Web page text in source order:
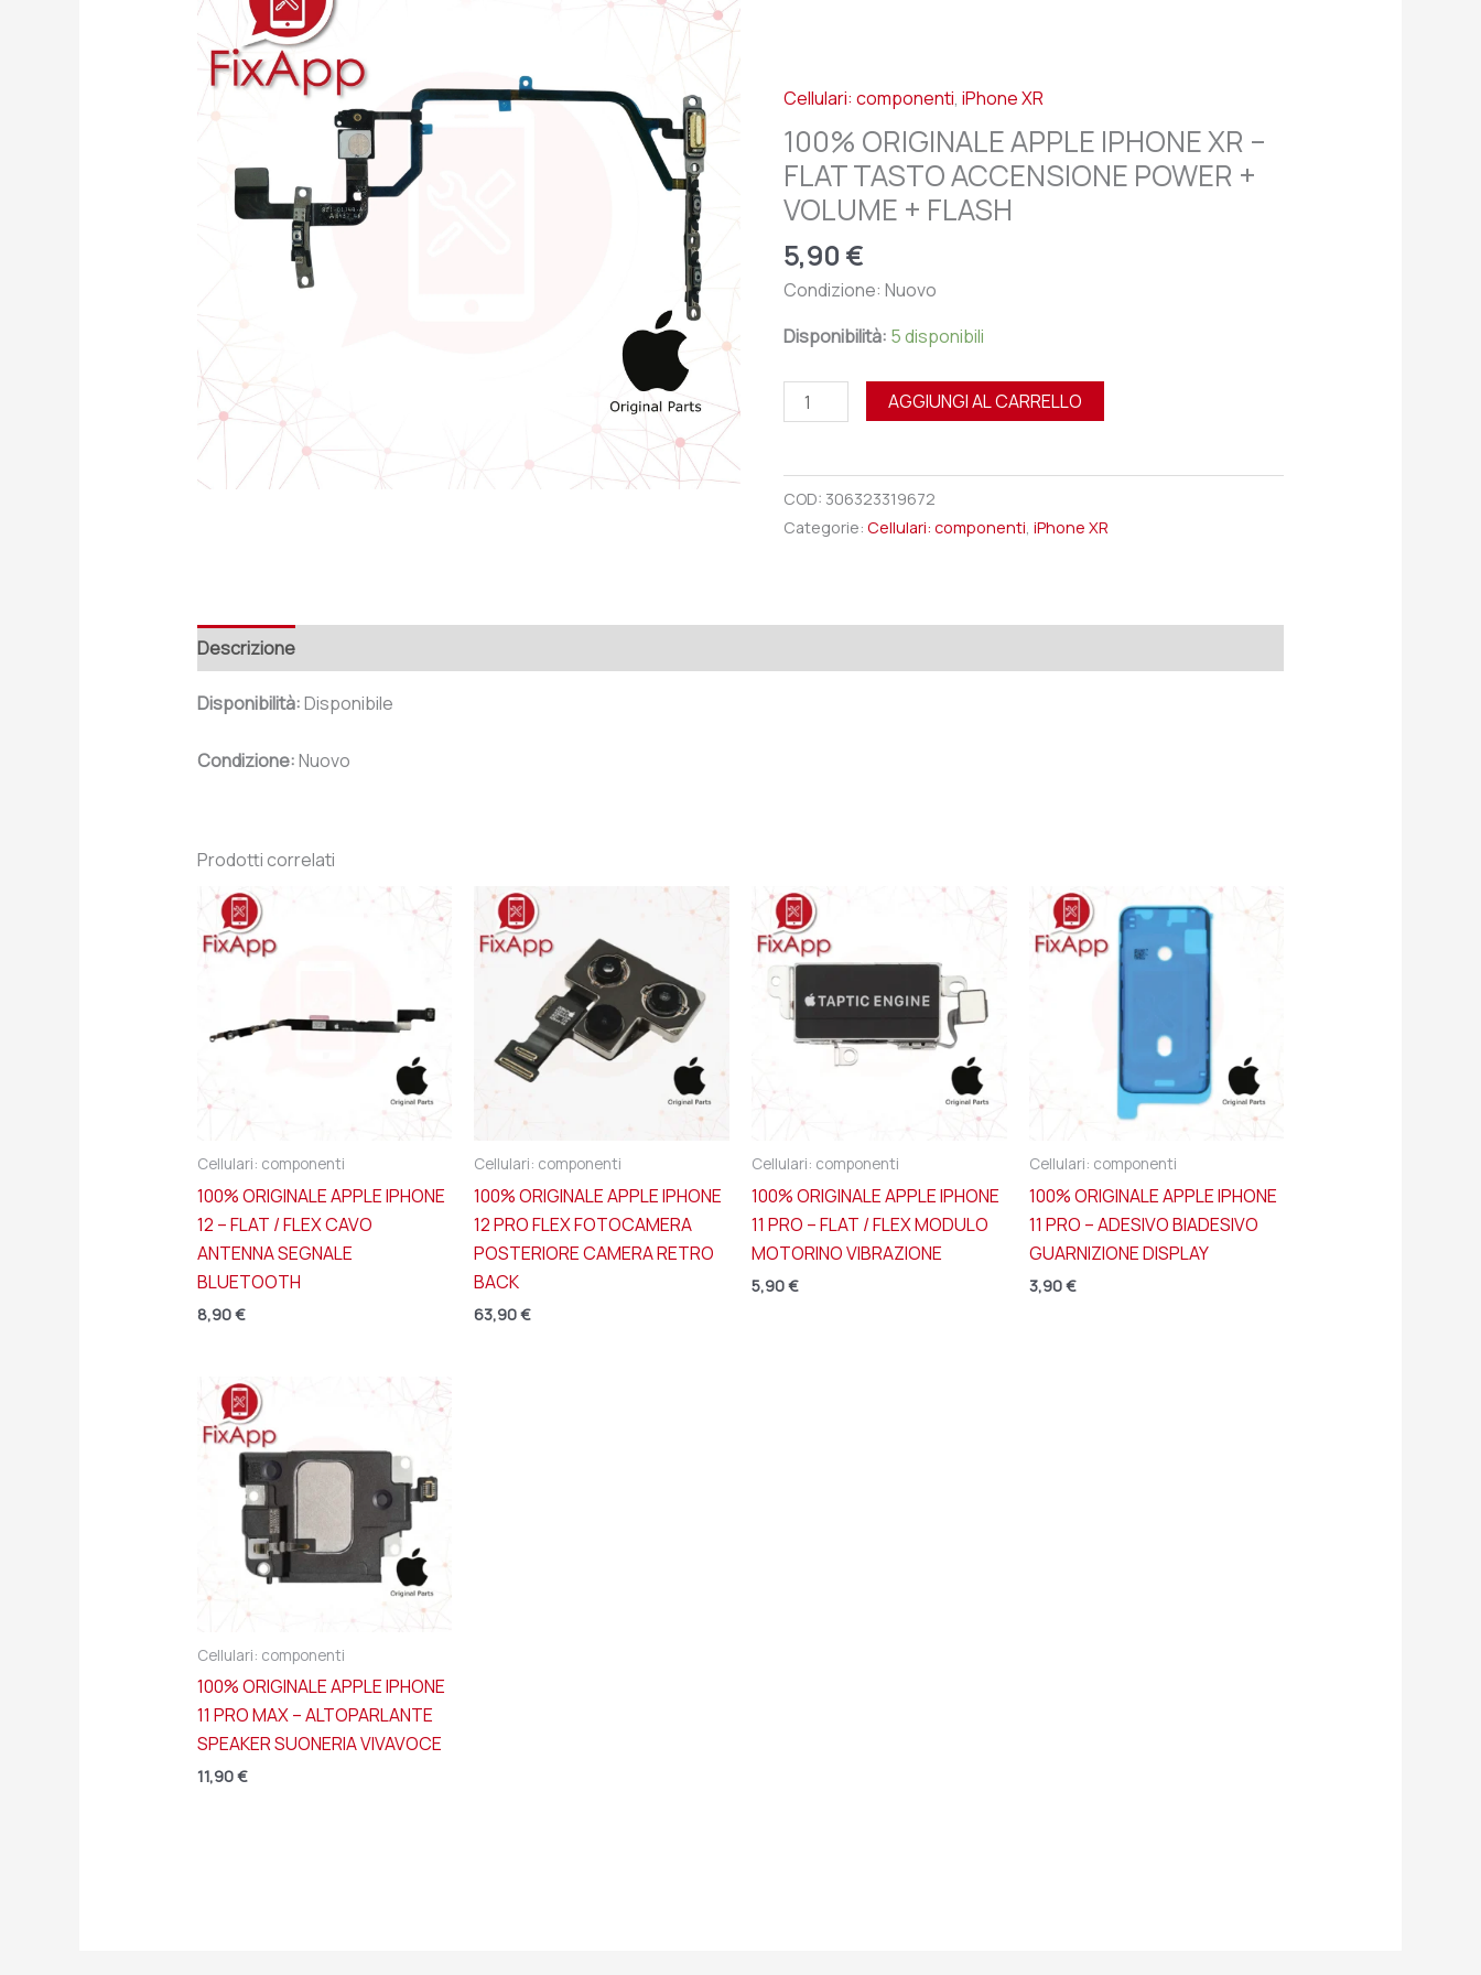
Cellulari: componenti,iPhone XR
100% ORIGINALE APPLE IPHONE XR –
FLAT TASTO ACCENSIONE POWER +
VOLUME + FLASH
5,90 €
Condizione: Nuovo
Disponibilità: 5 disponibili
-
FLAT
TASTO
ACCENSIONE
POWER
+
VOLUME
+
FLASH
AGGIUNGI AL CARRELLO
COD: 306323319672
Categorie:Cellulari: componenti ,iPhone XR
Descrizione
Disponibilità:Disponibile
Condizione:Nuovo
Prodotti correlati
Cellulari: componenti
100% ORIGINALE APPLE IPHONE
12 – FLAT / FLEX CAVO
ANTENNA SEGNALE
BLUETOOTH
8,90€
Cellulari: componenti
100% ORIGINALE APPLE IPHONE
12 PRO FLEX FOTOCAMERA
POSTERIORE CAMERA RETRO
BACK
63,90€
Cellulari: componenti
100% ORIGINALE APPLE IPHONE
11 PRO – FLAT / FLEX MODULO
MOTORINO VIBRAZIONE
5,90€
Cellulari: componenti
100% ORIGINALE APPLE IPHONE
11 PRO – ADESIVO BIADESIVO
GUARNIZIONE DISPLAY
3,90€
Cellulari: componenti
100% ORIGINALE APPLE IPHONE
11 PRO MAX – ALTOPARLANTE
SPEAKER SUONERIA VIVAVOCE
11,90€